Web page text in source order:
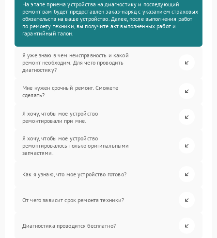
На этапе приема устройства на диагностику и последующий
ремонт вам будет предоставлен заказ-наряд с указанием страховых
обязательств на ваше устройство. Далее, после выполнения работ
по ремонту техники, вы получите акт выполненных работ и
гарантийный талон.
Я уже знаю в чем неисправность и какой
ремонт необходим. Для чего проводить
диагностику?
Мне нужен срочный ремонт. Сможете
сделать?
Я хочу, чтобы мое устройство
ремонтировали при мне.
Я хочу, чтобы мое устройство
ремонтировалось только оригинальными
запчастями.
Как я узнаю, что мое устройство готово?
От чего зависит срок ремонта техники?
Диагностика проводится бесплатно?